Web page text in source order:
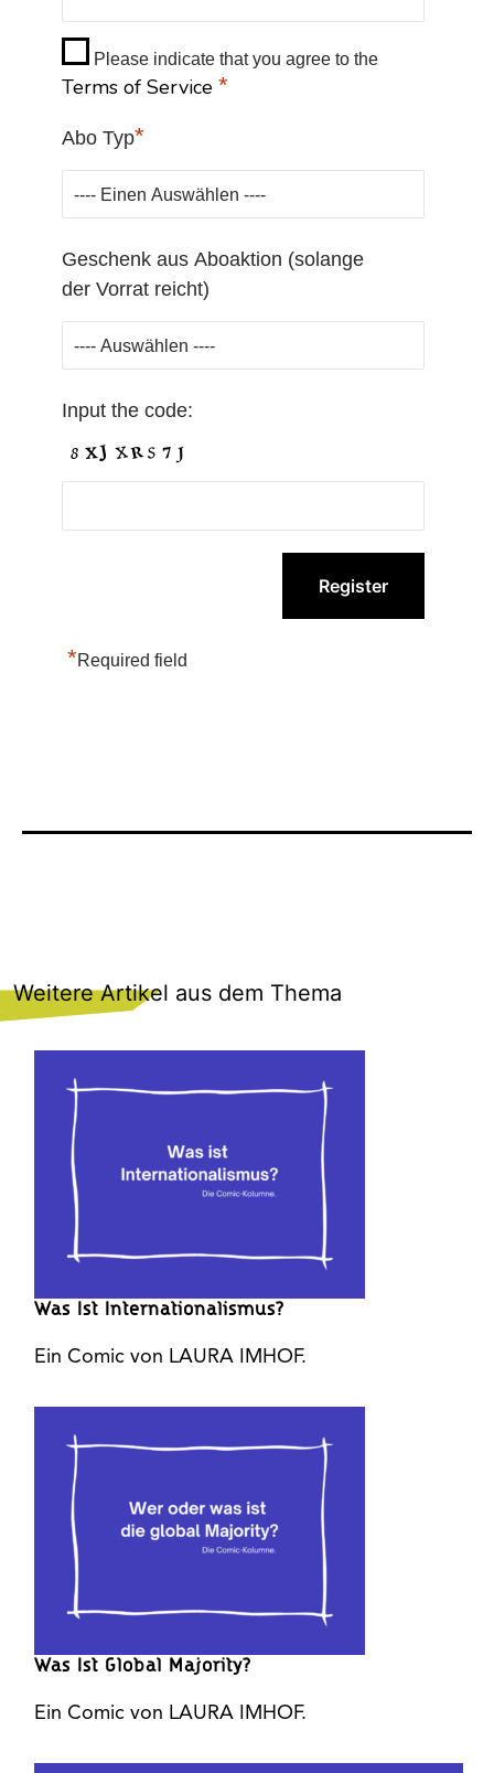
Please indicate that you agree to the
Terms of Service *
Abo Typ*
Geschenk aus Aboaktion (solange
der Vorrat reicht)
Input the code:
*Required field
Weitere Artikel aus dem Thema
Was Ist Internationalismus?
Ein Comic von LAURA IMHOF.
Was Ist Global Majority?
Ein Comic von LAURA IMHOF.